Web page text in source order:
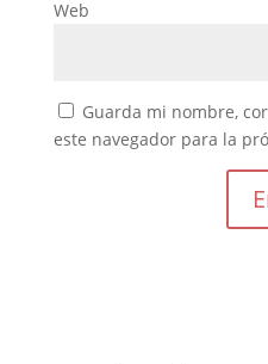
Web
Guarda mi nombre,
este navegador para la